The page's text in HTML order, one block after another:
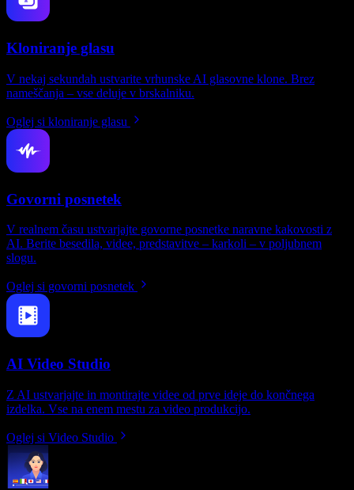
Kloniranje glasu
V nekaj sekundah ustvarite vrhunske AI glasovne klone. Brez
nameščanja – vse deluje v brskalniku.
Oglej si kloniranje glasu
Govorni posnetek
V realnem času ustvarjajte govorne posnetke naravne kakovosti z
AI. Berite besedila, videe, predstavitve – karkoli – v poljubnem
slogu.
Oglej si govorni posnetek
AI Video Studio
Z AI ustvarjajte in montirajte videe od prve ideje do končnega
izdelka. Vse na enem mestu za video produkcijo.
Oglej si Video Studio